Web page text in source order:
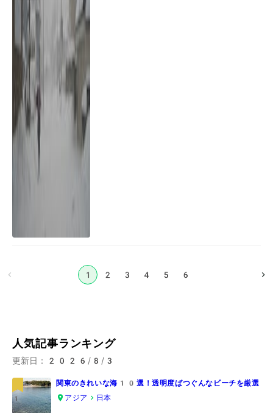
1 2 3 4 5 6
人気記事ランキング
更新日： 2026/8/3
1
関東のきれいな海10選！透明度ばつぐんなビーチを厳選
アジア
日本